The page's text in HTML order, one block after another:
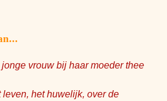
vrouw bij haar moeder thee
het huwelijk, over de